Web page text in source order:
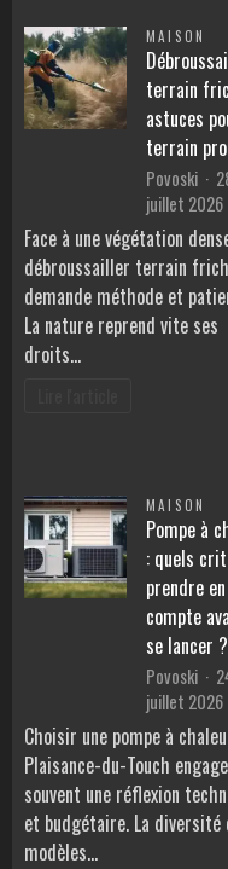
MAISON
terrain
astuces
terrain
Povoski
juillet 2026
Face à une végétation
débroussailler terrain
demande méthode et
La nature reprend vite ses
droits…
MAISON
Pompe à
: quels
prendre en
compte
se lancer ?
Povoski
juillet 2026
Choisir une pompe à
Plaisance-du-Touch engage
souvent une réflexion
et budgétaire. La diversité
modèles…